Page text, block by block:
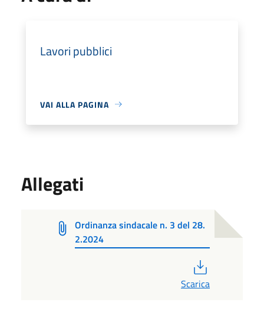
Lavori pubblici
VAI ALLA PAGINA
Allegati
Ordinanza sindacale n. 3 del 28.
2.2024
Scarica